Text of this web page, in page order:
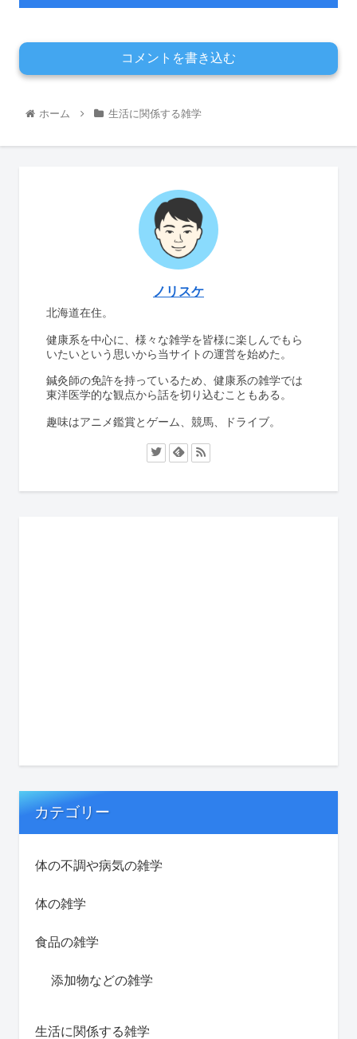
コメントを書き込む
ホーム 生活に関係する雑学
ノリスケ
北海道在住。
健康系を中心に、様々な雑学を皆様に楽しんでもら
いたいという思いから当サイトの運営を始めた。
鍼灸師の免許を持っているため、健康系の雑学では
東洋医学的な観点から話を切り込むこともある。
趣味はアニメ鑑賞とゲーム、競馬、ドライブ。
カテゴリー
体の不調や病気の雑学
体の雑学
食品の雑学
添加物などの雑学
生活に関係する雑学